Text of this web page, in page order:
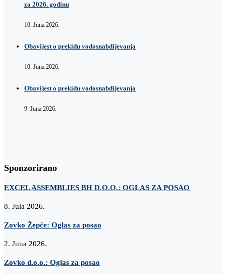
za 2026. godinu
10. Juna 2026.
Obavijest o prekidu vodosnabdijevanja
10. Juna 2026.
Obavijest o prekidu vodosnabdijevanja
9. Juna 2026.
Sponzorirano
EXCEL ASSEMBLIES BH D.O.O.: OGLAS ZA POSAO
8. Jula 2026.
Zovko Žepče: Oglas za posao
2. Juna 2026.
Zovko d.o.o.: Oglas za posao